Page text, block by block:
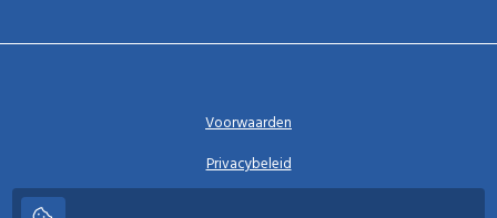
Voorwaarden
Privacybeleid